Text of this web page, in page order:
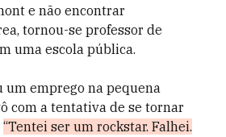
e não encontrar
tornou-se professor de
uma escola pública.
um emprego na pequena
com a tentativa de se tornar
“Tentei ser um rockstar. Falhei.